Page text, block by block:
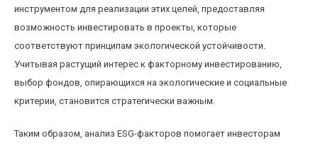
инструментом для реализации этих целей, предоставляя
возможность инвестировать в проекты, которые
соответствуют принципам экологической устойчивости.
Учитывая растущий интерес к факторному инвестированию,
выбор фондов, опирающихся на экологические и социальные
критерии, становится стратегически важным.
Таким образом, анализ ESG-факторов помогает инвесторам